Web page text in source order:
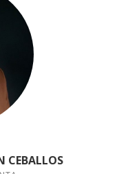
CEBALLOS